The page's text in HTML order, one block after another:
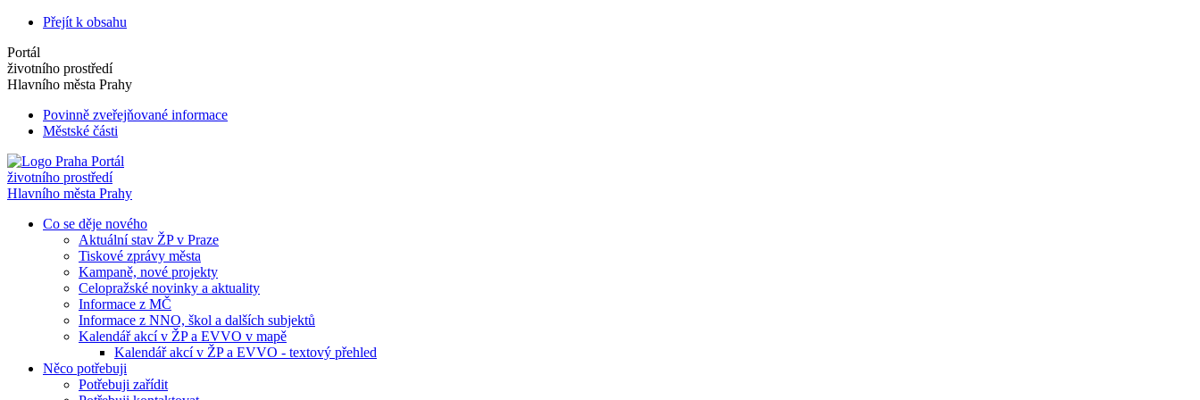
Přejít k obsahu
Portál
životního prostředí
Hlavního města Prahy
Povinně zveřejňované informace
Městské části
Portál
životního prostředí
Hlavního města Prahy
Co se děje nového
Aktuální stav ŽP v Praze
Tiskové zprávy města
Kampaně, nové projekty
Celopražské novinky a aktuality
Informace z MČ
Informace z NNO, škol a dalších subjektů
Kalendář akcí v ŽP a EVVO v mapě
Kalendář akcí v ŽP a EVVO - textový přehled
Něco potřebuji
Potřebuji zařídit